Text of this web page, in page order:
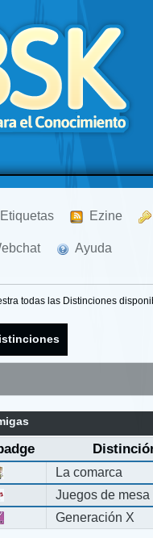
Etiquetas Ezine
Ayuda
todas las Distinciones
La comarca
Juegos de mesa
Generación X